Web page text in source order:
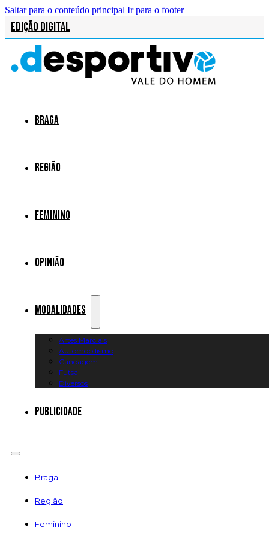
Saltar para o conteúdo principal Ir para o footer
Edição Digital
Braga
Região
Feminino
Opinião
Modalidades
Artes Marciais
Automobilismo
Canoagem
Futsal
Diversos
Publicidade
Braga
Região
Feminino